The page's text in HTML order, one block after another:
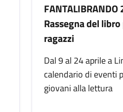
Rassegna del
ragazzi
Dal 9 al 24 aprile a
calendario di eventi
giovani alla lettura